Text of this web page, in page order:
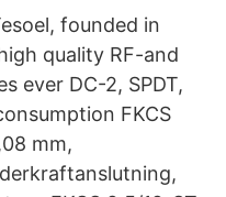
founded in
quality RF-and
ever DC-2, SPDT,
FKCS
mm,